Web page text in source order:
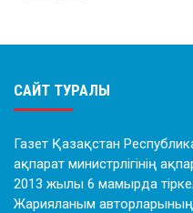
САЙТ ТУРАЛЫ
Газет Қазақстан
ақпарат министрлігінің
2013 жылы 6 мамырда
Жарияланым авторларының